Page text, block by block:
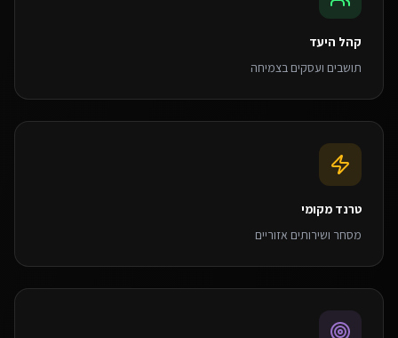
קהל היעד
תושבים ועסקים בצמיחה
טרנד מקומי
מסחר ושירותים אזוריים